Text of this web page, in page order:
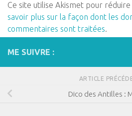
Ce site utilise Akismet pour
savoir plus sur la façon dont les
commentaires sont traitées.
ME SUIVRE :
ARTICLE
Dico des Antilles :